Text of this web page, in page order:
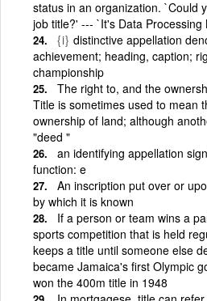
status in an organization. `Could
job title?' --- `It's Data Processing
{i} distinctive appellation
achievement; heading, caption;
championship
The right to, and the
Title is sometimes used to mean
ownership of land; although
"deed "
an identifying appellation
function: e
An inscription put over or
by which it is known
If a person or team wins a
sports competition that is held
keeps a title until someone else
became Jamaica's first Olympic
won the 400m title in 1948